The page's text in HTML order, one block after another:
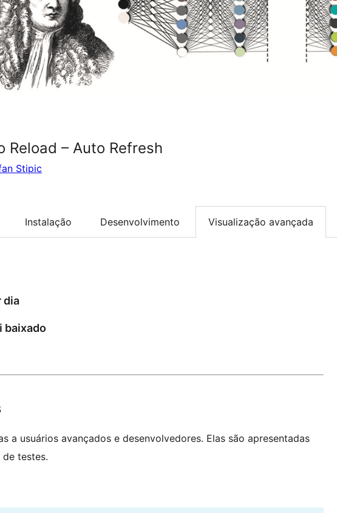
Reload – Auto Refresh
Stipic
Instalação Desenvolvimento Visualização avançada
dia
baixado
a usuários avançados e desenvolvedores. Elas são apresentadas
testes.